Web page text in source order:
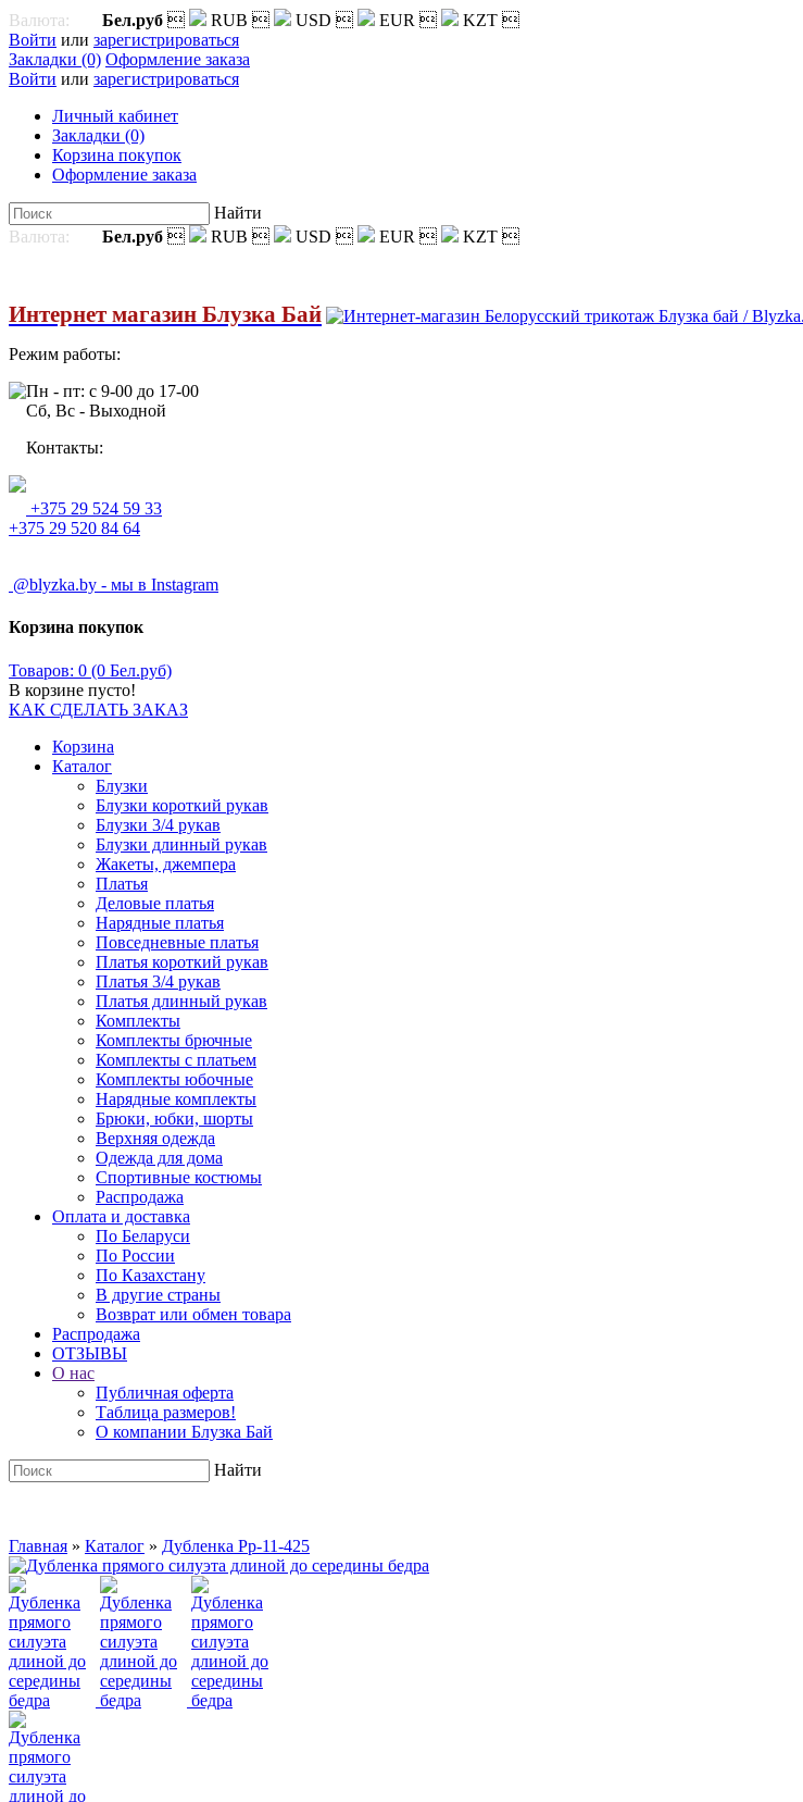
Валюта: Бел.руб  RUB  USD  EUR  KZT 
Войти или зарегистрироваться
Закладки (0) Оформление заказа
Войти или зарегистрироваться
Личный кабинет
Закладки (0)
Корзина покупок
Оформление заказа
Найти
Валюта:
Бел.руб  RUB  USD  EUR  KZT 
Интернет магазин Блузка Бай
Режим работы:
Пн - пт: с 9-00 до 17-00
Сб, Вс - Выходной
Контакты:
+375 29 524 59 33
+375 29 520 84 64
@blyzka.by - мы в Instagram
Корзина покупок
Товаров: 0 (0 Бел.руб)
В корзине пусто!
КАК СДЕЛАТЬ ЗАКАЗ
Корзина
Каталог
Блузки
Блузки короткий рукав
Блузки 3/4 рукав
Блузки длинный рукав
Жакеты, джемпера
Платья
Деловые платья
Нарядные платья
Повседневные платья
Платья короткий рукав
Платья 3/4 рукав
Платья длинный рукав
Комплекты
Комплекты брючные
Комплекты с платьем
Комплекты юбочные
Нарядные комплекты
Брюки, юбки, шорты
Верхняя одежда
Одежда для дома
Спортивные костюмы
Распродажа
Оплата и доставка
По Беларуси
По России
По Казахстану
В другие страны
Возврат или обмен товара
Распродажа
ОТЗЫВЫ
О нас
Публичная оферта
Таблица размеров!
О компании Блузка Бай
Найти
Главная » Каталог » Дубленка Pp-11-425